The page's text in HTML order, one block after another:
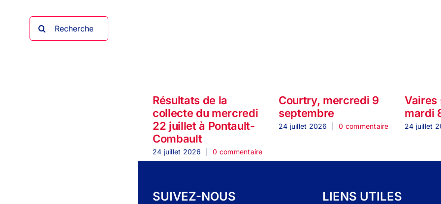
Résultats de la
collecte du mercredi
22 juillet à Pontault-
Combault
24 juillet 2026 0 commentaire
Courtry, mercredi 9
septembre
24 juillet 2026 0 commentaire
Vaires
mardi
24 juillet
SUIVEZ-NOUS LIENS UTILES